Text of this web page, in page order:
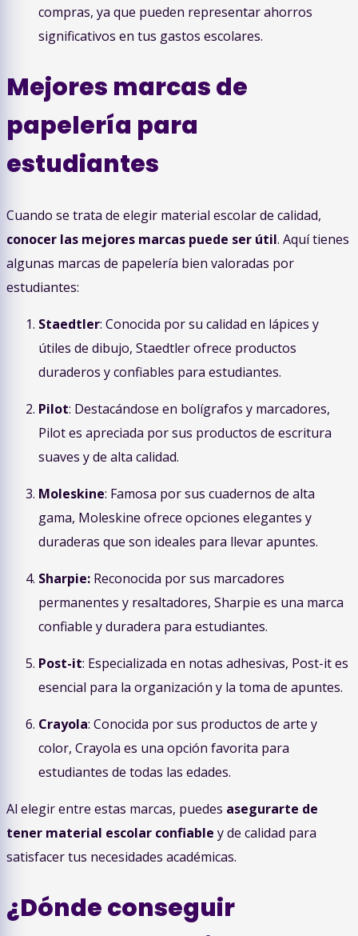
compras, ya que pueden representar ahorros
significativos en tus gastos escolares.
Mejores marcas de
papelería para
estudiantes
Cuando se trata de elegir material escolar de calidad,
conocer las mejores marcas puede ser útil. Aquí tienes
algunas marcas de papelería bien valoradas por
estudiantes:
Staedtler: Conocida por su calidad en lápices y
útiles de dibujo, Staedtler ofrece productos
duraderos y confiables para estudiantes.
Pilot: Destacándose en bolígrafos y marcadores,
Pilot es apreciada por sus productos de escritura
suaves y de alta calidad.
Moleskine: Famosa por sus cuadernos de alta
gama, Moleskine ofrece opciones elegantes y
duraderas que son ideales para llevar apuntes.
Sharpie: Reconocida por sus marcadores
permanentes y resaltadores, Sharpie es una marca
confiable y duradera para estudiantes.
Post-it: Especializada en notas adhesivas, Post-it es
esencial para la organización y la toma de apuntes.
Crayola: Conocida por sus productos de arte y
color, Crayola es una opción favorita para
estudiantes de todas las edades.
Al elegir entre estas marcas, puedes asegurarte de
tener material escolar confiable y de calidad para
satisfacer tus necesidades académicas.
¿Dónde conseguir